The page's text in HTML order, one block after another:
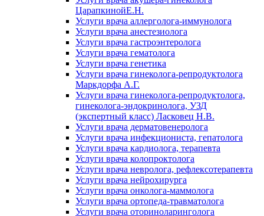
ЦарапкинойЕ.Н.
Услуги врача аллерголога-иммунолога
Услуги врача анестезиолога
Услуги врача гастроэнтеролога
Услуги врача гематолога
Услуги врача генетика
Услуги врача гинеколога-репродуктолога
Маркдорфа А.Г.
Услуги врача гинеколога-репродуктолога,
гинеколога-эндокринолога, УЗД
(экспертный класс) Ласковец Н.В.
Услуги врача дерматовенеролога
Услуги врача инфекциониста, гепатолога
Услуги врача кардиолога, терапевта
Услуги врача колопроктолога
Услуги врача невролога, рефлексотерапевта
Услуги врача нейрохирурга
Услуги врача онколога-маммолога
Услуги врача ортопеда-травматолога
Услуги врача оториноларинголога